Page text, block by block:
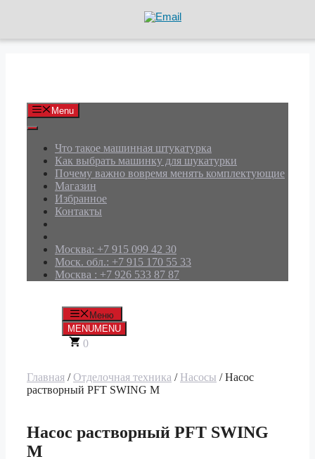
Menu
Что такое машинная штукатурка
Как выбрать машинку для шукатурки
Почему важно вовремя менять комплектующие
Магазин
Избранное
Контакты
Москва: +7 915 099 42 30
Моск. обл.: +7 915 170 55 33
Москва : +7 926 533 87 87
Меню
MENUMENU
0
Главная /Отделочная техника / Насосы / Насос
растворный PFT SWING M
Насос растворный PFT SWING
M